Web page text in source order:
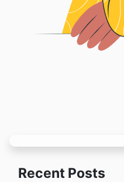
Recent Posts